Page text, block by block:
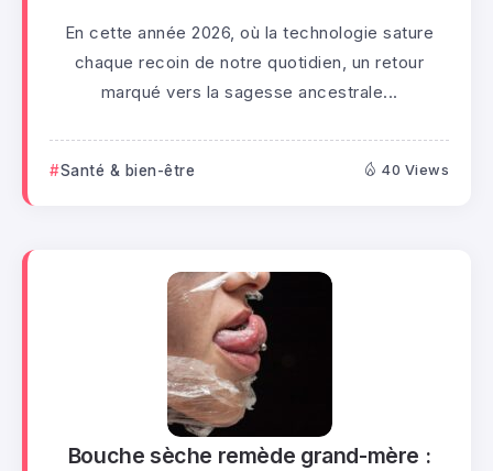
En cette année 2026, où la technologie sature
chaque recoin de notre quotidien, un retour
marqué vers la sagesse ancestrale...
Santé & bien-être 40 Views
Bouche sèche remède grand-mère :